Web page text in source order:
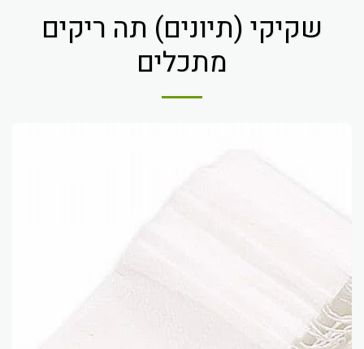
שקיקי (תיונים) תה ריקים
מתכלים